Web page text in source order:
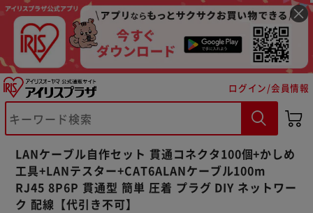
ログイン/会員情報
LANケーブル自作セット 貫通コネクタ100個+かしめ
工具+LANテスター+CAT6ALANケーブル100m
RJ45 8P6P 貫通型 簡単 圧着 プラグ DIY ネットワー
ク 配線【代引き不可】
※ご確認ください
カートに入れる 購入手続きへ